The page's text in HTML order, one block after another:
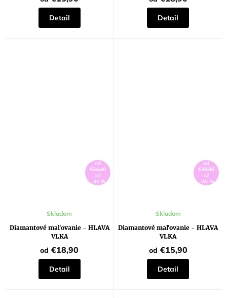
Detail Detail
od
€34,40
až
–45 %
Diamantové maľovanie - HLAVA
VLKA
Skladom
od €18,90
Detail
od
€28,80
až
–45 %
Diamantové maľovanie - HLAVA
VLKA
Skladom
od €15,90
Detail